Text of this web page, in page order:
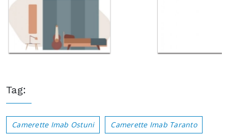
Tag:
Camerette Imab Ostuni Camerette Imab Taranto